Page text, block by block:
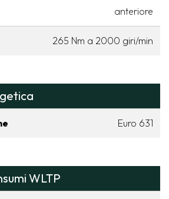
anteriore
265 Nm a 2000 giri/min
Euro 631
WLTP